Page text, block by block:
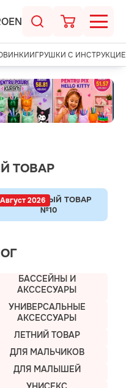
EN
ИГРУШКИ С
ТОВАР
Август 2026
ОЖИДАЕМЫЙ ТОВАР
№10
БАССЕЙНЫ И
АКССЕСУАРЫ
УНИВЕРСАЛЬНЫЕ
АКСЕССУАРЫ
ЛЕТНИЙ ТОВАР
ДЛЯ МАЛЬЧИКОВ
ДЛЯ МАЛЫШЕЙ